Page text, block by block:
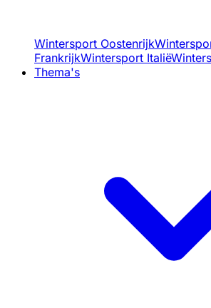
Wintersport Oostenrijk
FrankrijkWintersport Italië
Thema's